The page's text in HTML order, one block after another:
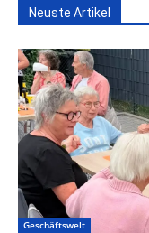
Neuste Artikel
Geschäftswelt